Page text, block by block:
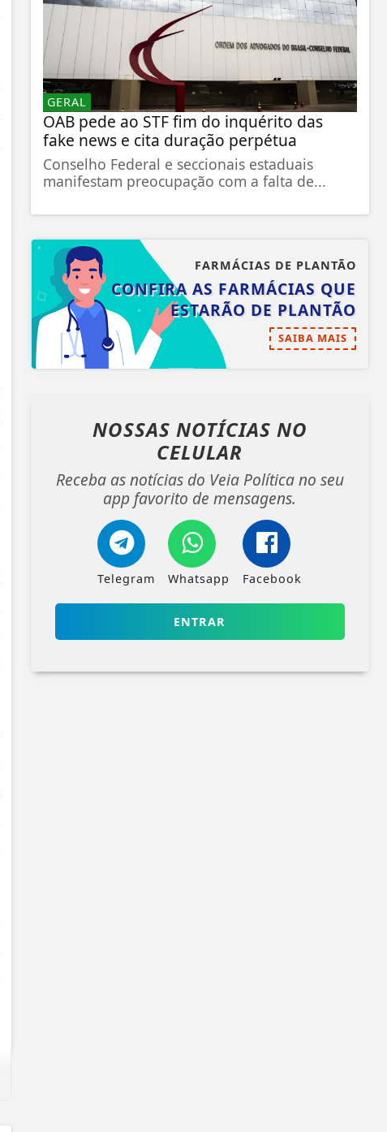
GERAL
OAB pede ao STF fim do inquérito das
fake news e cita duração perpétua
Conselho Federal e seccionais estaduais
manifestam preocupação com a falta de...
FARMÁCIAS DE PLANTÃO
CONFIRA AS FARMÁCIAS QUE
ESTARÃO DE PLANTÃO
SAIBA MAIS
NOSSAS NOTÍCIAS NO
CELULAR
Receba as notícias do Veia Política no seu
app favorito de mensagens.
Telegram Whatsapp Facebook
ENTRAR